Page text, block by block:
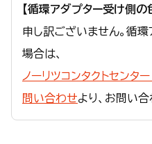
【循環アダプター受け側の
申し訳ございません。循
場合は、
ノーリツコンタクトセン
問い合わせより、お問い合